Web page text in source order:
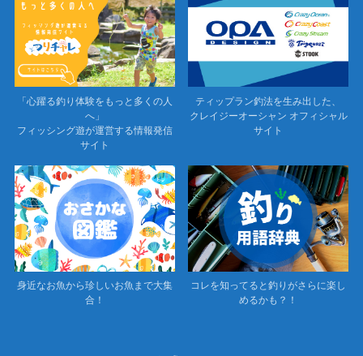
「心躍る釣り体験をもっと多くの人
へ」
フィッシング遊が運営する情報発信
サイト
ティップラン釣法を生み出した、
クレイジーオーシャン オフィシャル
サイト
身近なお魚から珍しいお魚まで大集
合！
コレを知ってると釣りがさらに楽し
めるかも？！